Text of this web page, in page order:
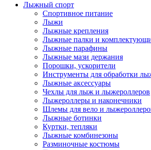
Лыжный спорт
Спортивное питание
Лыжи
Лыжные крепления
Лыжные палки и
Лыжные парафины
Лыжные мази держания
Порошки, ускорители
Инструменты для обработки
Лыжные аксессуары
Чехлы для лыж и лыжероллеров
Лыжероллеры и наконечники
Шлемы для вело и
Лыжные ботинки
Куртки, тепляки
Лыжные комбинезоны
Разминочные костюмы